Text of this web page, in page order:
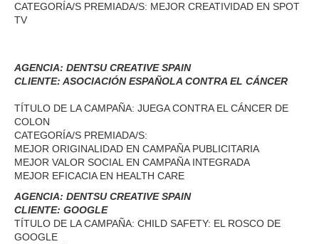
CATEGORÍA/S PREMIADA/S: MEJOR CREATIVIDAD EN SPOT
TV
AGENCIA: DENTSU CREATIVE SPAIN
CLIENTE: ASOCIACIÓN ESPAÑOLA CONTRA EL CÁNCER
TÍTULO DE LA CAMPAÑA: JUEGA CONTRA EL CÁNCER DE
COLON
CATEGORÍA/S PREMIADA/S:
MEJOR ORIGINALIDAD EN CAMPAÑA PUBLICITARIA
MEJOR VALOR SOCIAL EN CAMPAÑA INTEGRADA
MEJOR EFICACIA EN HEALTH CARE
AGENCIA: DENTSU CREATIVE SPAIN
CLIENTE: GOOGLE
TÍTULO DE LA CAMPAÑA: CHILD SAFETY: EL ROSCO DE
GOOGLE